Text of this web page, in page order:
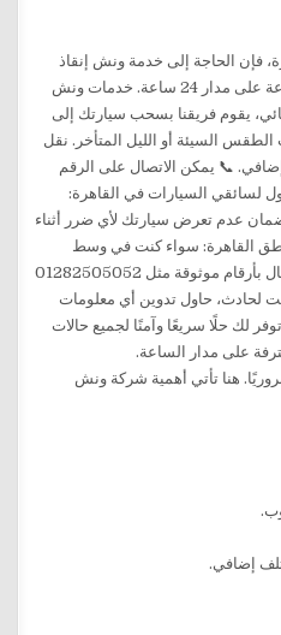
هنا تأتي أهمية شركة ونش
إضافي.